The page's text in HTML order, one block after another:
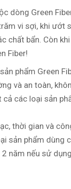
dòng Green
vi sợi, khi ướt
chất bẩn. Còn
Fiber!
phẩm Green
và an toàn,
cả các loại sản
thời gian và
sản phẩm dùng
năm nếu sử